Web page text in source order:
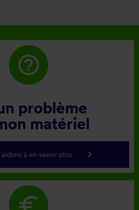
help_outline
problème
matériel
à en savoir plus keyboard_arrow_right
euro